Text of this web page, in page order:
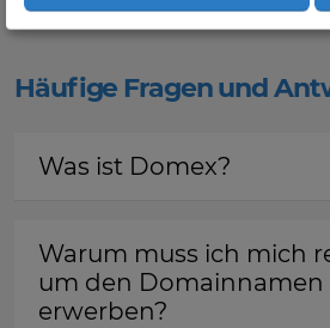
Häufige Fragen und
Was ist Domex?
Warum muss ich mich
um den Domainnamen
erwerben?